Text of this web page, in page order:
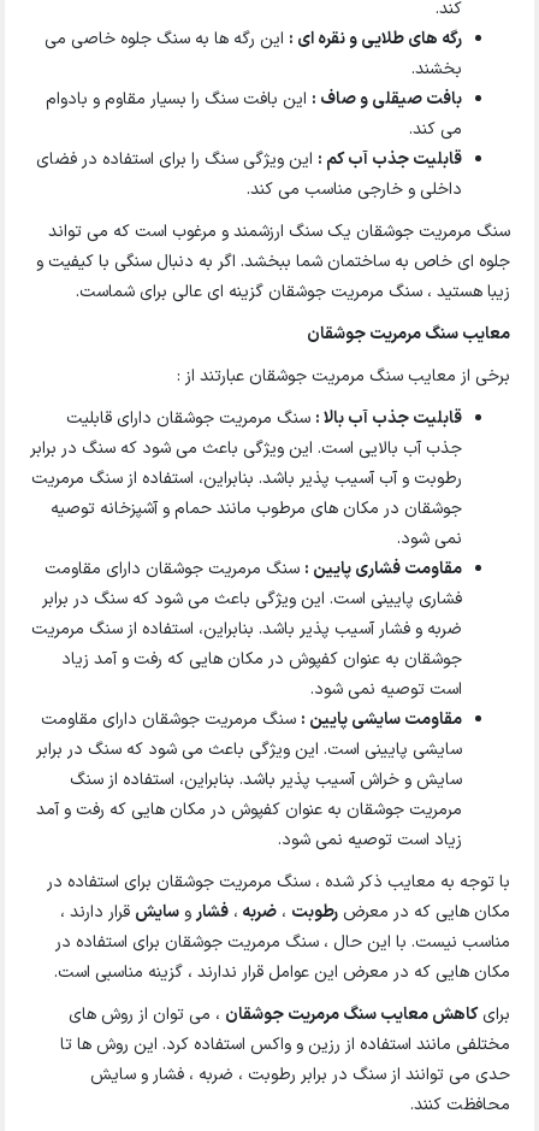
کند.
رگه های طلایی و نقره ای : این رگه ها به سنگ جلوه خاصی می
بخشند.
بافت صیقلی و صاف : این بافت سنگ را بسیار مقاوم و بادوام
می کند.
قابلیت جذب آب کم : این ویژگی سنگ را برای استفاده در فضای
داخلی و خارجی مناسب می کند.
سنگ مرمریت جوشقان یک سنگ ارزشمند و مرغوب است که می تواند
جلوه ای خاص به ساختمان شما ببخشد. اگر به دنبال سنگی با کیفیت و
زیبا هستید ، سنگ مرمریت جوشقان گزینه ای عالی برای شماست.
معایب سنگ مرمریت جوشقان
برخی از معایب سنگ مرمریت جوشقان عبارتند از :
قابلیت جذب آب بالا : سنگ مرمریت جوشقان دارای قابلیت
جذب آب بالایی است. این ویژگی باعث می شود که سنگ در برابر
رطوبت و آب آسیب پذیر باشد. بنابراین، استفاده از سنگ مرمریت
جوشقان در مکان های مرطوب مانند حمام و آشپزخانه توصیه
نمی شود.
مقاومت فشاری پایین : سنگ مرمریت جوشقان دارای مقاومت
فشاری پایینی است. این ویژگی باعث می شود که سنگ در برابر
ضربه و فشار آسیب پذیر باشد. بنابراین، استفاده از سنگ مرمریت
جوشقان به عنوان کفپوش در مکان هایی که رفت و آمد زیاد
است توصیه نمی شود.
مقاومت سایشی پایین : سنگ مرمریت جوشقان دارای مقاومت
سایشی پایینی است. این ویژگی باعث می شود که سنگ در برابر
سایش و خراش آسیب پذیر باشد. بنابراین، استفاده از سنگ
مرمریت جوشقان به عنوان کفپوش در مکان هایی که رفت و آمد
زیاد است توصیه نمی شود.
با توجه به معایب ذکر شده ، سنگ مرمریت جوشقان برای استفاده در
مکان هایی که در معرضرطوبت ،ضربه ،فشاروسایش قرار دارند ،
مناسب نیست. با این حال ، سنگ مرمریت جوشقان برای استفاده در
مکان هایی که در معرض این عوامل قرار ندارند ، گزینه مناسبی است.
برایکاهش معایب سنگ مرمریت جوشقان ، می توان از روش های
مختلفی مانند استفاده از رزین و واکس استفاده کرد. این روش ها تا
حدی می توانند از سنگ در برابر رطوبت ، ضربه ، فشار و سایش
محافظت کنند.